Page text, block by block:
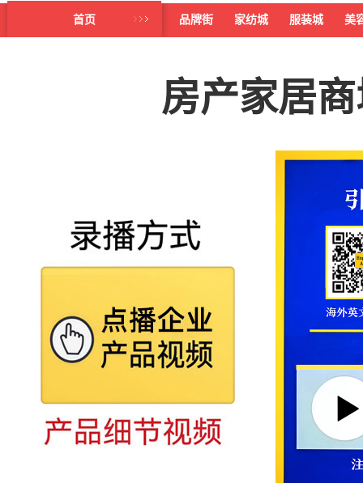
首页 品牌街 家纺城 服装城 美
房产家居